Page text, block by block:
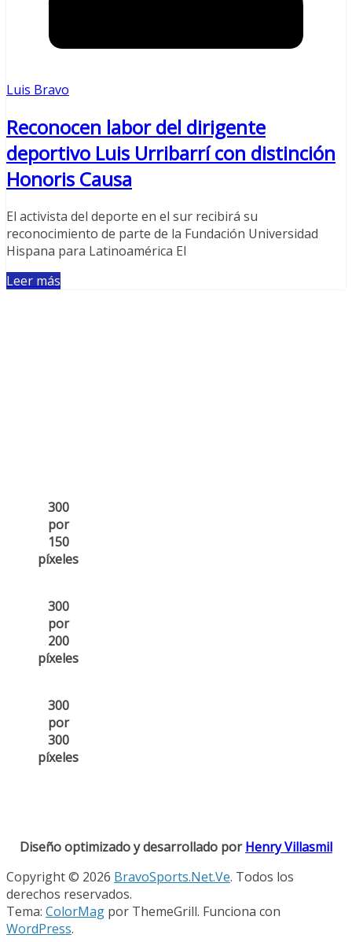
Luis Bravo
Reconocen labor del dirigente
deportivo Luis Urribarrí con distinción
Honoris Causa
El activista del deporte en el sur recibirá su
reconocimiento de parte de la Fundación Universidad
Hispana para Latinoamérica El
Leer más
300
por
150
píxeles
300
por
200
píxeles
300
por
300
píxeles
Diseño optimizado y desarrollado porHenry Villasmil
Copyright © 2026 BravoSports.Net.Ve. Todos los
derechos reservados.
Tema: ColorMag por ThemeGrill. Funciona con
WordPress.